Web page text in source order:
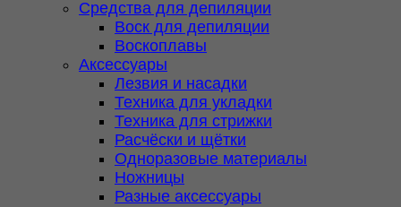
Средства для депиляции
Воск для депиляции
Воскоплавы
Аксессуары
Лезвия и насадки
Техника для укладки
Техника для стрижки
Расчёски и щётки
Одноразовые материалы
Ножницы
Разные аксессуары